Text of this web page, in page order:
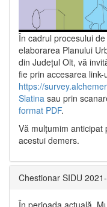
În cadrul procesului
elaborarea Planului
din Județul Olt, vă
fie prin accesarea link-
https://
Slatina sau prin
format PDF.
Vă mulţumim
acestui demers.
Chestionar SIDU
În perioada actuală,